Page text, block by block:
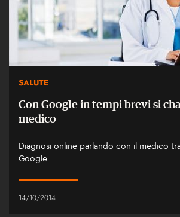
SALUTE
Con Google in tempi brevi si
medico
Diagnosi online parlando con il medico
Google
14/10/2014